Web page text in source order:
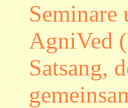
Seminare
AgniVed
Satsang,